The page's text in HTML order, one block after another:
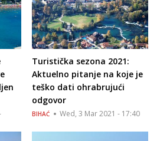
Turistička sezona 2021:
Aktuelno pitanje na koje je
teško dati ohrabrujući
odgovor
BIHAĆ Wed, 3 Mar 2021 - 17:40